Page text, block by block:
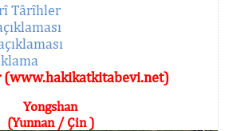
Târîhler
(www.hakikatkitabevi.net)
Yongshan
(Yunnan / Çin )